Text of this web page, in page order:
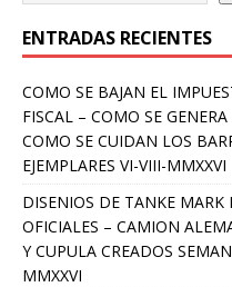
ENTRADAS RECIENTES
COMO SE BAJAN EL
FISCAL – COMO SE
COMO SE CUIDAN LOS
EJEMPLARES VI-VIII-MMXXVI
DISENIOS DE TANKE
OFICIALES – CAMION
Y CUPULA CREADOS
MMXXVI